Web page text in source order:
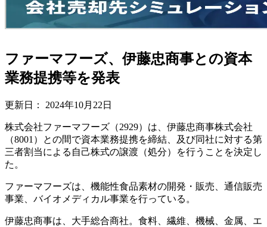
ファーマフーズ、伊藤忠商事との資本
業務提携等を発表
更新日： 2024年10月22日
株式会社ファーマフーズ（2929）は、伊藤忠商事株式会社
（8001）との間で資本業務提携を締結、及び同社に対する第
三者割当による自己株式の譲渡（処分）を行うことを決定し
た。
ファーマフーズは、機能性食品素材の開発・販売、通信販売
事業、バイオメディカル事業を行っている。
伊藤忠商事は、大手総合商社。食料、繊維、機械、金属、エ